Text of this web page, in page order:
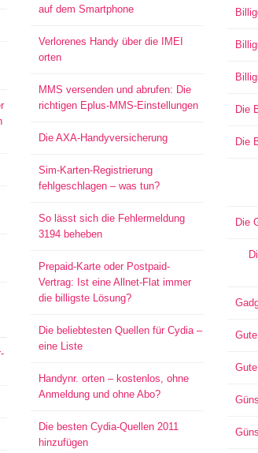
auf dem Smartphone
Verlorenes Handy über die IMEI
orten
MMS versenden und abrufen: Die
richtigen Eplus-MMS-Einstellungen
Die AXA-Handyversicherung
Sim-Karten-Registrierung
fehlgeschlagen – was tun?
So lässt sich die Fehlermeldung
3194 beheben
Prepaid-Karte oder Postpaid-
Vertrag: Ist eine Allnet-Flat immer
die billigste Lösung?
Die beliebtesten Quellen für Cydia –
eine Liste
Handynr. orten – kostenlos, ohne
Anmeldung und ohne Abo?
Die besten Cydia-Quellen 2011
hinzufügen
Die
Die
Die